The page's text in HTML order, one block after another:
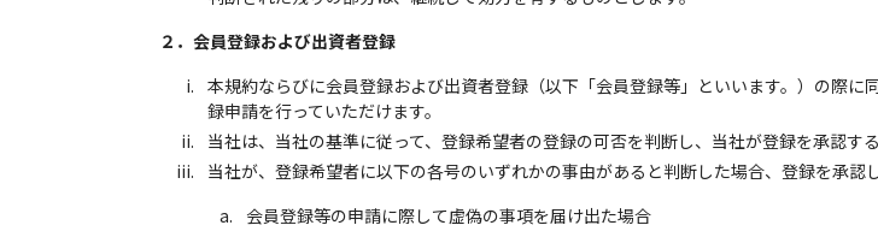
２．会員登録および出資者登録
本規約ならびに会員登録および出資者登録（以下「会員登録等」といいます。）の際
録申請を行っていただけます。
当社は、当社の基準に従って、登録希望者の登録の可否を判断し、当社が登録を承認す
当社が、登録希望者に以下の各号のいずれかの事由があると判断した場合、登録を承認
会員登録等の申請に際して虚偽の事項を届け出た場合